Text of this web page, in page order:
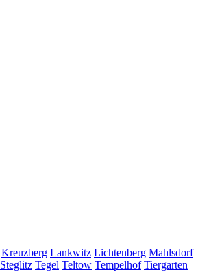
Kreuzberg Lankwitz Lichtenberg Mahlsdorf
Steglitz Tegel Teltow Tempelhof Tiergarten